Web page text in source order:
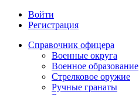
Войти
Регистрация
Справочник офицера
Военные округа
Военное образование
Стрелковое оружие
Ручные гранаты